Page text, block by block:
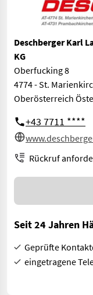
Deschberger Karl
KG
Oberfucking 8
4774 - St.
Oberösterreich
+43 7711 ****
Rückruf
Seit 24 Jahren
Geprüfte
eingetragene